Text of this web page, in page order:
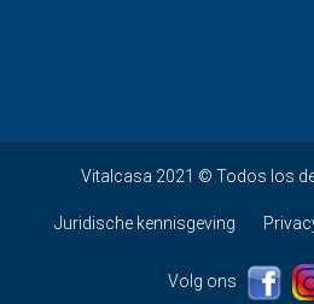
Vitalcasa 2021 © Todos los
Juridische kennisgeving
Volg ons